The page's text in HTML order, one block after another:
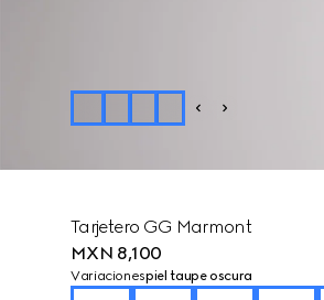
Tarjetero GG Marmont
MXN 8,100
Variacionespiel taupe oscura